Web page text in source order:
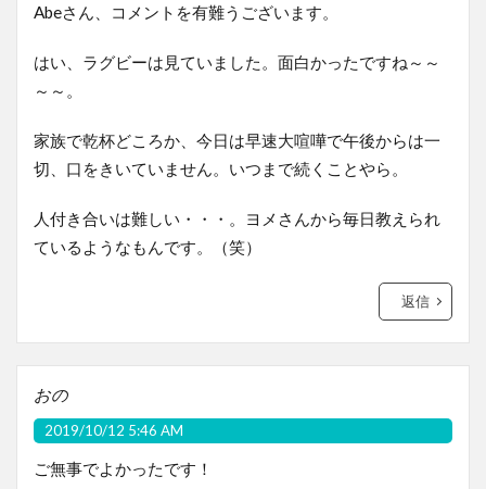
Abeさん、コメントを有難うございます。
はい、ラグビーは見ていました。面白かったですね～～
～～。
家族で乾杯どころか、今日は早速大喧嘩で午後からは一
切、口をきいていません。いつまで続くことやら。
人付き合いは難しい・・・。ヨメさんから毎日教えられ
ているようなもんです。（笑）
返信
おの
2019/10/12 5:46 AM
ご無事でよかったです！